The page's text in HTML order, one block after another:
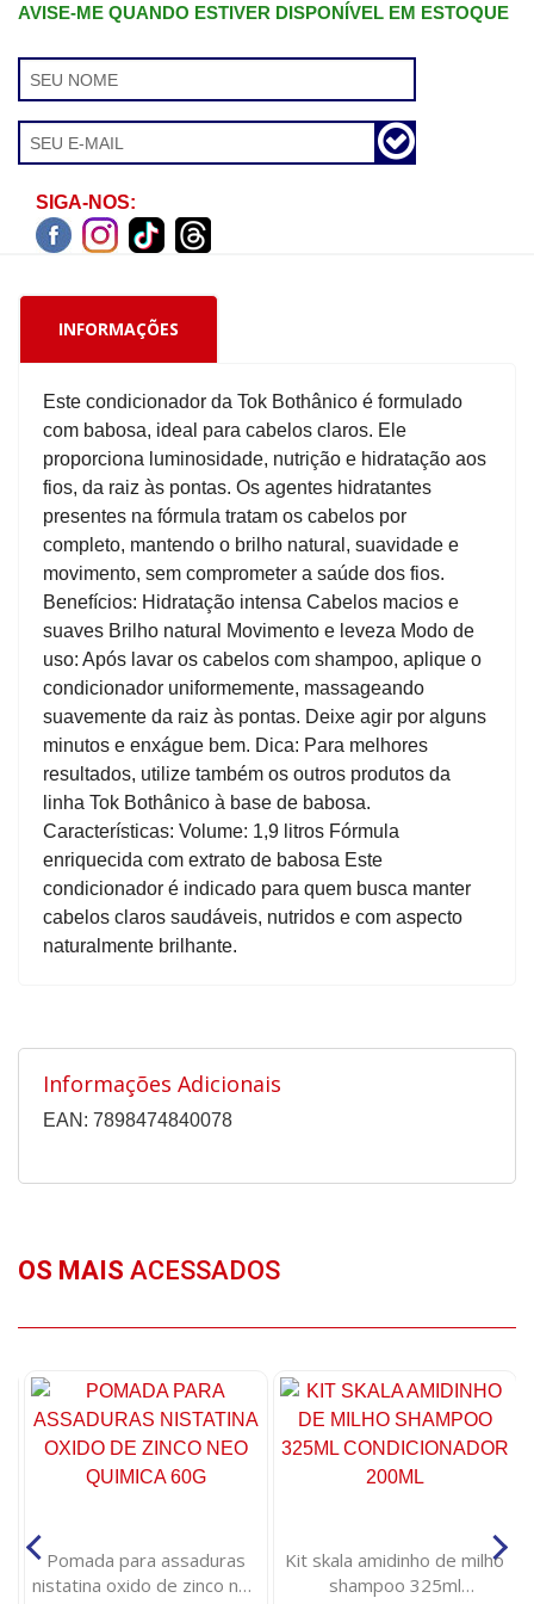
AVISE-ME QUANDO ESTIVER DISPONÍVEL EM ESTOQUE
SIGA-NOS:
INFORMAÇÕES
Este condicionador da Tok Bothânico é formulado
com babosa, ideal para cabelos claros. Ele
proporciona luminosidade, nutrição e hidratação aos
fios, da raiz às pontas. Os agentes hidratantes
presentes na fórmula tratam os cabelos por
completo, mantendo o brilho natural, suavidade e
movimento, sem comprometer a saúde dos fios.
Benefícios: Hidratação intensa Cabelos macios e
suaves Brilho natural Movimento e leveza Modo de
uso: Após lavar os cabelos com shampoo, aplique o
condicionador uniformemente, massageando
suavemente da raiz às pontas. Deixe agir por alguns
minutos e enxágue bem. Dica: Para melhores
resultados, utilize também os outros produtos da
linha Tok Bothânico à base de babosa.
Características: Volume: 1,9 litros Fórmula
enriquecida com extrato de babosa Este
condicionador é indicado para quem busca manter
cabelos claros saudáveis, nutridos e com aspecto
naturalmente brilhante.
Informações Adicionais
EAN: 7898474840078
OS MAIS ACESSADOS
Pomada para assaduras
nistatina oxido de zinco neo
Kit skala amidinho de milho
shampoo 325ml